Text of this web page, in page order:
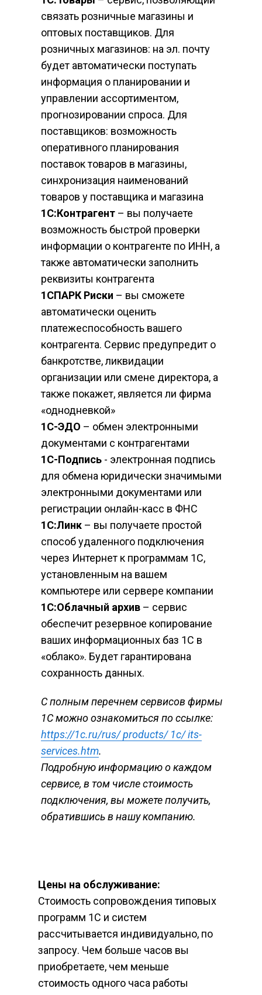
связать розничные магазины и
оптовых поставщиков. Для
розничных магазинов: на эл. почту
будет автоматически поступать
информация о планировании и
управлении ассортиментом,
прогнозировании спроса. Для
поставщиков: возможность
оперативного планирования
поставок товаров в магазины,
синхронизация наименований
товаров у поставщика и магазина
1С:Контрагент – вы получаете
возможность быстрой проверки
информации о контрагенте по ИНН, а
также автоматически заполнить
реквизиты контрагента
1СПАРК Риски – вы сможете
автоматически оценить
платежеспособность вашего
контрагента. Сервис предупредит о
банкротстве, ликвидации
организации или смене директора, а
также покажет, является ли фирма
«однодневкой»
1С-ЭДО – обмен электронными
документами с контрагентами
1С-Подпись - электронная подпись
для обмена юридически значимыми
электронными документами или
регистрации онлайн-касс в ФНС
1С:Линк – вы получаете простой
способ удаленного подключения
через Интернет к программам 1С,
установленным на вашем
компьютере или сервере компании
1С:Облачный архив – сервис
обеспечит резервное копирование
ваших информационных баз 1С в
«облако». Будет гарантирована
сохранность данных.
С полным перечнем сервисов фирмы
https://1c.ru/rus/ products/ 1c/ its-
services.htm.
Подробную информацию о каждом
сервисе, в том числе стоимость
подключения, вы можете получить,
обратившись в нашу компанию.
Цены на обслуживание:
Стоимость сопровождения типовых
программ 1С и систем
рассчитывается индивидуально, по
запросу. Чем больше часов вы
приобретаете, чем меньше
стоимость одного часа работы